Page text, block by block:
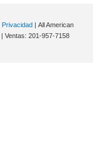
Privacidad | All American
| Ventas: 201-957-7158